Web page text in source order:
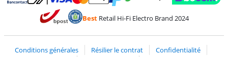
Payer avec Bancontact
Payer avec MasterCard et Visa via ClickToPay
BestRetail Hi-Fi Electro Brand 2024
Conditions générales Résilier le contrat
Confidentialité